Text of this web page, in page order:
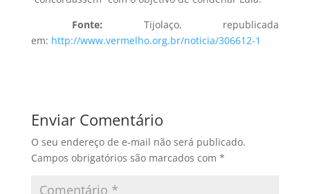
Fonte: Tijolaço, republicada
em: http://www.vermelho.org.br/noticia/306612-1
Enviar Comentário
O seu endereço de e-mail não será publicado.
Campos obrigatórios são marcados com *